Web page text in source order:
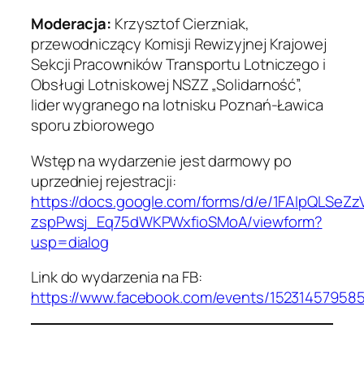
Moderacja: Krzysztof Cierzniak,
przewodniczący Komisji Rewizyjnej Krajowej
Sekcji Pracowników Transportu Lotniczego i
Obsługi Lotniskowej NSZZ „Solidarność”,
lider wygranego na lotnisku Poznań-Ławica
sporu zbiorowego
Wstęp na wydarzenie jest darmowy po
uprzedniej rejestracji:
https://docs.google.com/forms/d/e/
zspPwsj_Eq75dWKPWxfioSMoA/viewform?
usp=dialog
Link do wydarzenia na FB:
https://www.facebook.com/events/